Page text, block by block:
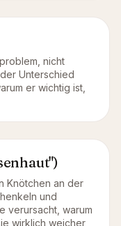
nicht
Unterschied
er wichtig ist,
Knötchen an der
und
verursacht, warum
wirklich weicher